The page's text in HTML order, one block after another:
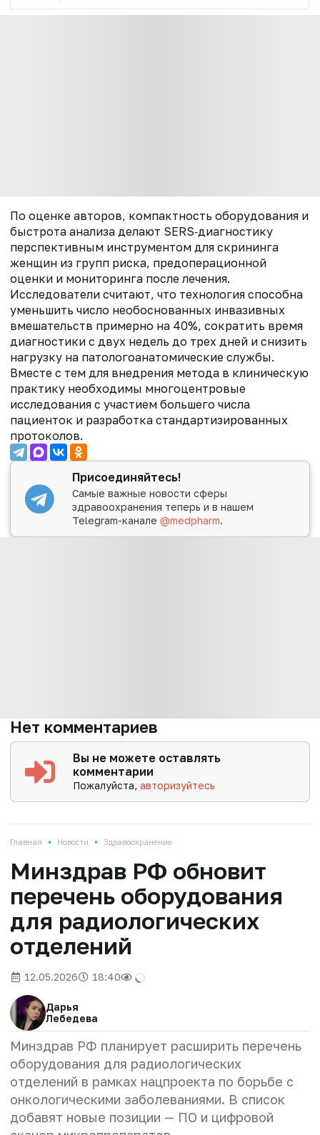
По оценке авторов, компактность оборудования и
быстрота анализа делают SERS‑диагностику
перспективным инструментом для скрининга
женщин из групп риска, предоперационной
оценки и мониторинга после лечения.
Исследователи считают, что технология способна
уменьшить число необоснованных инвазивных
вмешательств примерно на 40%, сократить время
диагностики с двух недель до трех дней и снизить
нагрузку на патологоанатомические службы.
Вместе с тем для внедрения метода в клиническую
практику необходимы многоцентровые
исследования с участием большего числа
пациенток и разработка стандартизированных
протоколов.
Присоединяйтесь!
Самые важные новости сферы
здравоохранения теперь и в нашем
Telegram-канале@medpharm.
Нет комментариев
Вы не можете оставлять
комментарии
Пожалуйста,авторизуйтесь
Главная • Новости • Здравоохранение
Минздрав РФ обновит
перечень оборудования
для радиологических
отделений
12.05.2026 18:40
Дарья
Лебедева
Минздрав РФ планирует расширить перечень
оборудования для радиологических
отделений в рамках нацпроекта по борьбе с
онкологическими заболеваниями. В список
добавят новые позиции — ПО и цифровой